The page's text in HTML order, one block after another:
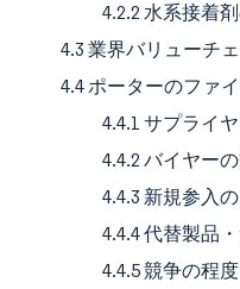
4.2.2 水系接着
4.3 業界バリューチ
4.4 ポーターのファ
4.4.1 サプライ
4.4.2 バイヤー
4.4.3 新規参入
4.4.4 代替製品
4.4.5 競争の程度